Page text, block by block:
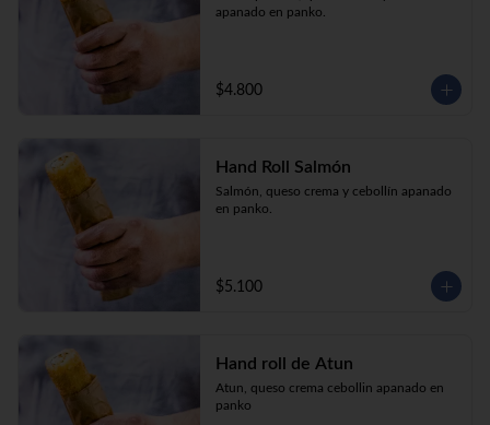
apanado en panko.
$4.800
Hand Roll Salmón
Salmón, queso crema y cebollín apanado
en panko.
$5.100
Hand roll de Atun
Atun, queso crema cebollin apanado en
panko